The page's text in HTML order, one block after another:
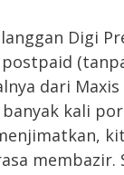
Digi
dari Maxis
banyak kali
membazir.